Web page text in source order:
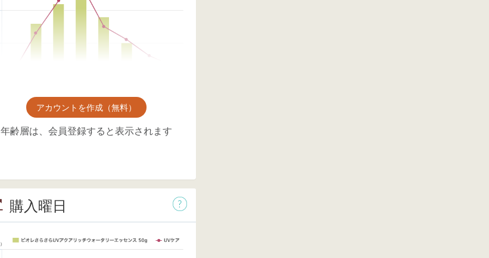
アカウントを作成（無料）
年齢層は、会員登録すると表示されます
購入曜日